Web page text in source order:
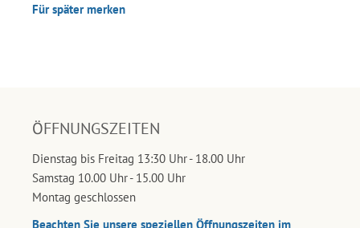
Für später merken
ÖFFNUNGSZEITEN
Dienstag bis Freitag 13:30 Uhr - 18.00 Uhr
Samstag 10.00 Uhr - 15.00 Uhr
Montag geschlossen
Beachten Sie unsere speziellen Öffnungszeiten im